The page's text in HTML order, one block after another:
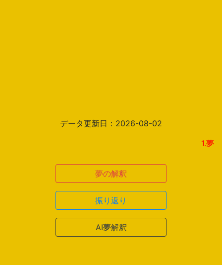
データ更新日：2026-08-02
1.夢解釈の
夢の解釈
振り返り
AI夢解釈